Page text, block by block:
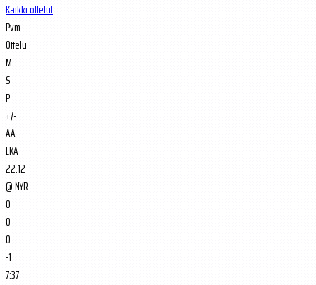
Kaikki ottelut
Pvm
Ottelu
M
S
P
+/-
AA
LKA
22.12
@NYR
0
0
0
-1
7:37